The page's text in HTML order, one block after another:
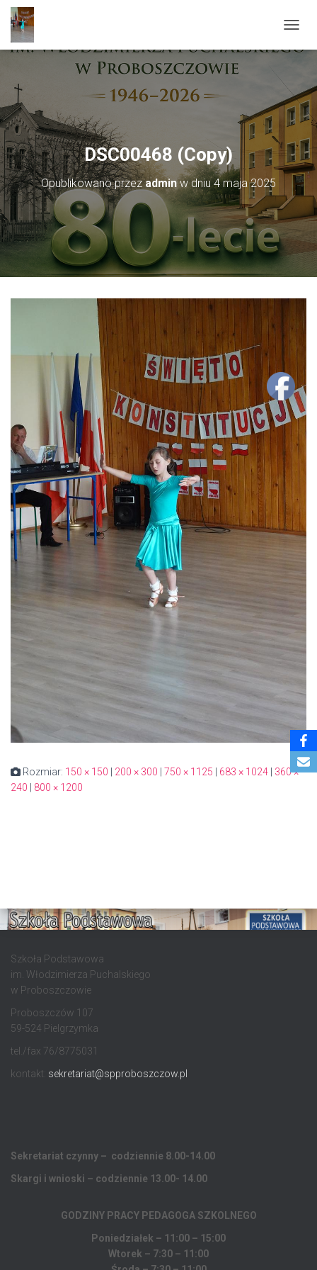
DSC00468 (Copy)
Opublikowano przezadminw dniu4 maja 2025
Rozmiar: 150 × 150 200 × 300 750 × 1125 683 × 1024
360 ×
240
800 × 1200
Szkoła Podstawowa
im. Włodzimierza Puchalskiego
w Proboszczowie
Proboszczów 107
59-524 Pielgrzymka
tel./fax 76/8775031
kontakt: sekretariat@spproboszczow.pl
Sekretariat czynny – codziennie 8.00-14.00
Skargi i wnioski – codziennie 13.00- 14.00
GODZINY PRACY PEDAGOGA SZKOLNEGO
Poniedziałek – 11:00 – 15:00
Wtorek – 7:30 – 11:00